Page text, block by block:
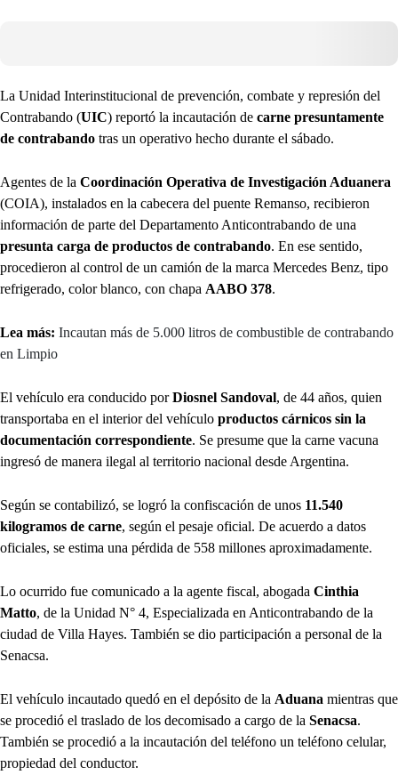
La Unidad Interinstitucional de prevención, combate y represión del
Contrabando (UIC) reportó la incautación de carne presuntamente
de contrabando tras un operativo hecho durante el sábado.
Agentes de la Coordinación Operativa de Investigación Aduanera
(COIA), instalados en la cabecera del puente Remanso, recibieron
información de parte del Departamento Anticontrabando de una
presunta carga de productos de contrabando. En ese sentido,
procedieron al control de un camión de la marca Mercedes Benz, tipo
refrigerado, color blanco, con chapa AABO 378.
Lea más: Incautan más de 5.000 litros de combustible de contrabando
en Limpio
El vehículo era conducido porDiosnel Sandoval, de 44 años, quien
transportaba en el interior del vehículo productos cárnicos sin la
documentación correspondiente. Se presume que la carne vacuna
ingresó de manera ilegal al territorio nacional desde Argentina.
Según se contabilizó, se logró la confiscación de unos 11.540
kilogramos de carne, según el pesaje oficial. De acuerdo a datos
oficiales, se estima una pérdida de 558 millones aproximadamente.
Lo ocurrido fue comunicado a la agente fiscal, abogada Cinthia
Matto, de la Unidad N° 4, Especializada en Anticontrabando de la
ciudad de Villa Hayes. También se dio participación a personal de la
Senacsa.
El vehículo incautado quedó en el depósito de la Aduana mientras que
se procedió el traslado de los decomisado a cargo de la Senacsa.
También se procedió a la incautación del teléfono un teléfono celular,
propiedad del conductor.